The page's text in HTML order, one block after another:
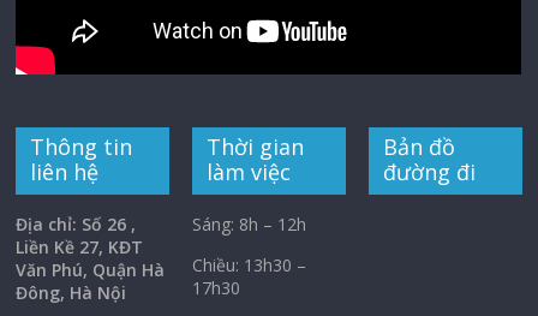
Thông tin
liên hệ
Địa chỉ: Số 26 ,
Liền Kề 27, KĐT
Văn Phú, Quận Hà
Đông, Hà Nội
Thời gian
làm việc
Sáng: 8h – 12h
Chiều: 13h30 –
17h30
Bản đồ
đường đi